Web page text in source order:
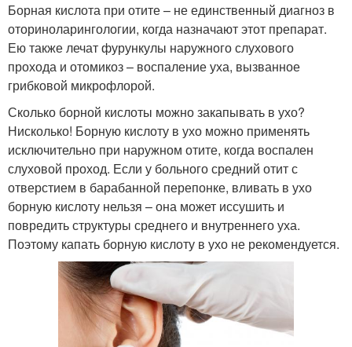
Борная кислота при отите – не единственный диагноз в
оториноларингологии, когда назначают этот препарат.
Ею также лечат фурункулы наружного слухового
прохода и отомикоз – воспаление уха, вызванное
грибковой микрофлорой.
Сколько борной кислоты можно закапывать в ухо?
Нисколько! Борную кислоту в ухо можно применять
исключительно при наружном отите, когда воспален
слуховой проход. Если у больного средний отит с
отверстием в барабанной перепонке, вливать в ухо
борную кислоту нельзя – она может иссушить и
повредить структуры среднего и внутреннего уха.
Поэтому капать борную кислоту в ухо не рекомендуется.